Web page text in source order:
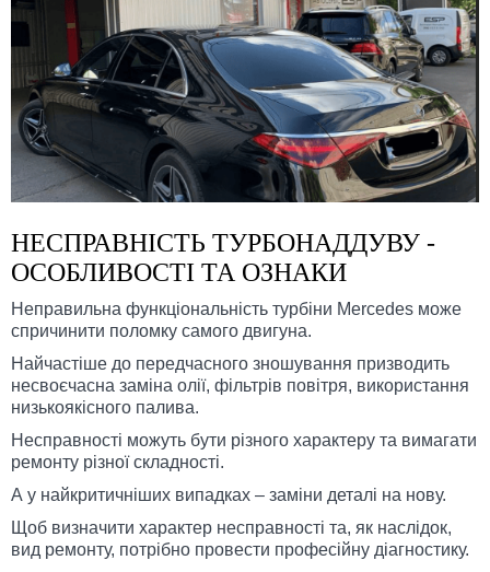
НЕСПРАВНІСТЬ ТУРБОНАДДУВУ -
ОСОБЛИВОСТІ ТА ОЗНАКИ
Неправильна функціональність турбіни Mercedes може
спричинити поломку самого двигуна.
Найчастіше до передчасного зношування призводить
несвоєчасна заміна олії, фільтрів повітря, використання
низькоякісного палива.
Несправності можуть бути різного характеру та вимагати
ремонту різної складності.
А у найкритичніших випадках – заміни деталі на нову.
Щоб визначити характер несправності та, як наслідок,
вид ремонту, потрібно провести професійну діагностику.